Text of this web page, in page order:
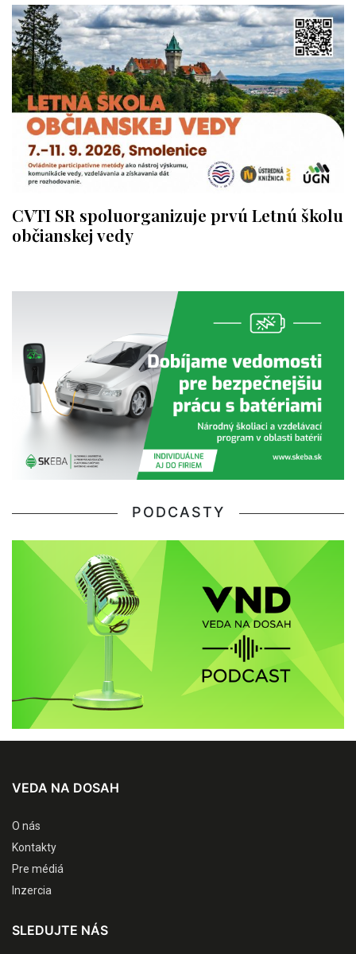
CVTI SR spoluorganizuje prvú Letnú školu
občianskej vedy
PODCASTY
VEDA NA DOSAH
O nás
Kontakty
Pre médiá
Inzercia
SLEDUJTE NÁS